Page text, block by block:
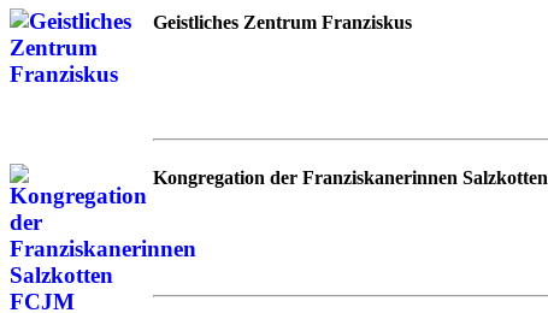
Geistliches Zentrum Franziskus
Kongregation der Franziskanerinnen Salzkotten